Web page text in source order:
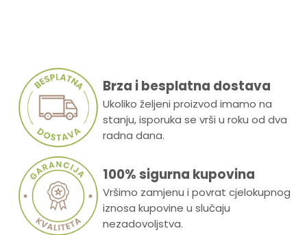
Brza i besplatna dostava
Ukoliko željeni proizvod imamo na
stanju, isporuka se vrši u roku od dva
radna dana.
100% sigurna kupovina
Vršimo zamjenu i povrat cjelokupnog
iznosa kupovine u slučaju
nezadovoljstva.